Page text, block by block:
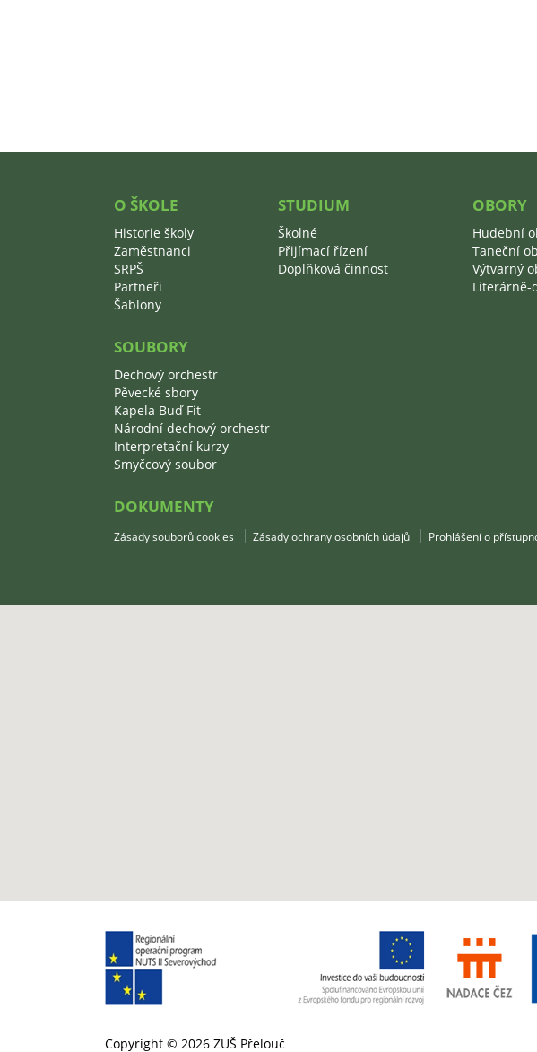
O ŠKOLE
Historie školy
Zaměstnanci
SRPŠ
Partneři
Šablony
STUDIUM
Školné
Přijímací řízení
Doplňková činnost
OBORY
Hudební
Taneční
Výtvarný
Literárně-
SOUBORY
Dechový orchestr
Pěvecké sbory
Kapela Buď Fit
Národní dechový orchestr
Interpretační kurzy
Smyčcový soubor
DOKUMENTY
Zásady souborů cookies Zásady ochrany osobních údajů Prohlášení o
Copyright © 2026 ZUŠ Přelouč